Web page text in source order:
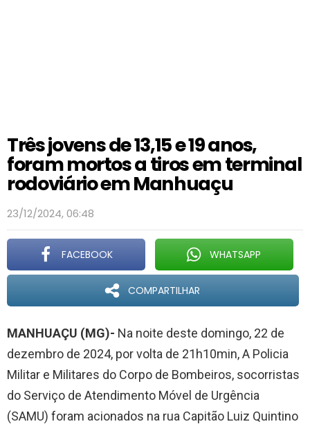
Três jovens de 13,15 e 19 anos,
foram mortos a tiros em terminal
rodoviário em Manhuaçu
23/12/2024, 06:48
FACEBOOK WHATSAPP
COMPARTILHAR
MANHUAÇU (MG)- Na noite deste domingo, 22 de
dezembro de 2024, por volta de 21h10min, A Policia
Militar e Militares do Corpo de Bombeiros, socorristas
do Serviço de Atendimento Móvel de Urgência
(SAMU) foram acionados na rua Capitão Luiz Quintino